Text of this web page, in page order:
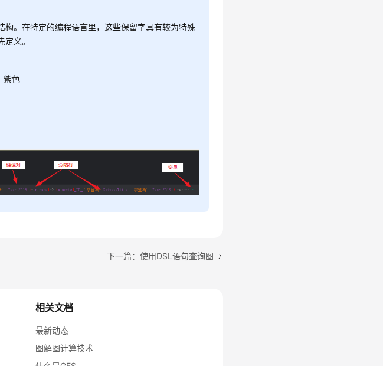
构。在特定的编程语言里，这些保留字具有较为特殊
义。
紫色
下一篇：使用DSL语句查询图
相关文档
最新动态
图解图计算技术